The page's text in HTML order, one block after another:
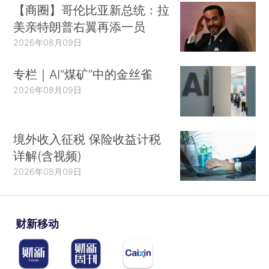
【商圈】哥伦比亚新总统：拉
美亲特朗普右翼再添一员
2026年08月09日
专栏｜AI“煤矿”中的金丝雀
2026年08月09日
境外收入征税 保险收益计税
详解(含视频)
2026年08月09日
财新移动